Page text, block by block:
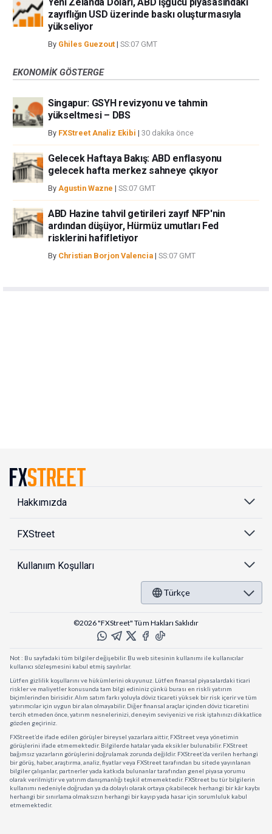
zayıflığın USD üzerinde baskı oluşturmasıyla
yükseliyor
By Ghiles Guezout | SS:07 GMT
EKONOMIK GÖSTERGE
Singapur: GSYH revizyonu ve tahmin
yükseltmesi – DBS
By FXStreet Analiz Ekibi | 30 dakika önce
Gelecek Haftaya Bakış: ABD enflasyonu
gelecek hafta merkez sahneye çıkıyor
By Agustin Wazne | SS:07 GMT
ABD Hazine tahvil getirileri zayıf NFP'nin
ardından düşüyor, Hürmüz umutları Fed
risklerini hafifletiyor
By Christian Borjon Valencia | SS:07 GMT
Hakkımızda
FXStreet
Kullanıım Koşulları
Türkçe
©2026 "FXStreet" Tüm Hakları Saklıdır
Not : Bu sayfadaki tüm bilgiler değişebilir. Bu web sitesinin kullanımı ile kullanıcılar
kullanıcı sözleşmesini kabul etmiş sayılırlar.
Lütfen gizlilik koşullarını ve hükümlerini okuyunuz. Lütfen finansal piyasalardaki ticari
riskler ve maliyetler konusunda tam bilgi edininiz çünkü burası en riskli yatırım
biçimlerinden birisidir. Alım satım farkı yoluyla döviz ticareti yüksek bir risk içerir ve tüm
yatırımcılar için uygun bir alan olmayabilir. Diğer finansal araçlar içinden döviz ticaretini
tercih etmeden önce, yatırım nesnelerinizi, deneyim seviyenizi ve risk iştahınızı dikkatlice
gözden geçiriniz.
FXStreet’de ifade edilen görüşler bireysel yazarlara aittir, FXStreet veya yönetimin
görüşlerini ifade etmemektedir. Bilgilerde hatalar yada eksikler bulunabilir. FXStreet
bağımsız yazarların görüşlerini doğrulamak zorunda değildir. FXStreet’da verilen herhangi
bir görüş, haber, araştırma, analiz, fiyatlar veya FXStreet tarafından bu sitede yayınlanan
bilgiler çalışanlar, partnerler yada katkıda bulunanlar tarafından genel piyasa yorumu
olarak verilmiştir ve yatırım danışmanlığı teşkil etmemektedir. FXStreet bu tür bilgilerin
kullanımı nedeniyle doğrudan ya da dolaylı olarak ortaya çıkabilecek herhangi bir kâr kaybı
herhangi bir sınırlama olmaksızın herhangi bir kayıp yada hasar için sorumluluk kabul
etmemektedir.